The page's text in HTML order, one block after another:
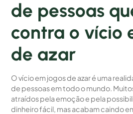
de pessoas
contra o vício
de azar
O vício em jogos de azar é uma
de pessoas em todo o mundo.
atraídos pela emoção e pela
dinheiro fácil, mas acabam caindo